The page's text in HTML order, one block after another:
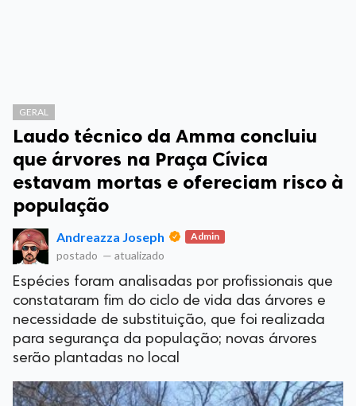
GERAL
Laudo técnico da Amma concluiu
que árvores na Praça Cívica
estavam mortas e ofereciam risco à
população
Andreazza Joseph Admin
postado — atualizado
Espécies foram analisadas por profissionais que
constataram fim do ciclo de vida das árvores e
necessidade de substituição, que foi realizada
para segurança da população; novas árvores
serão plantadas no local